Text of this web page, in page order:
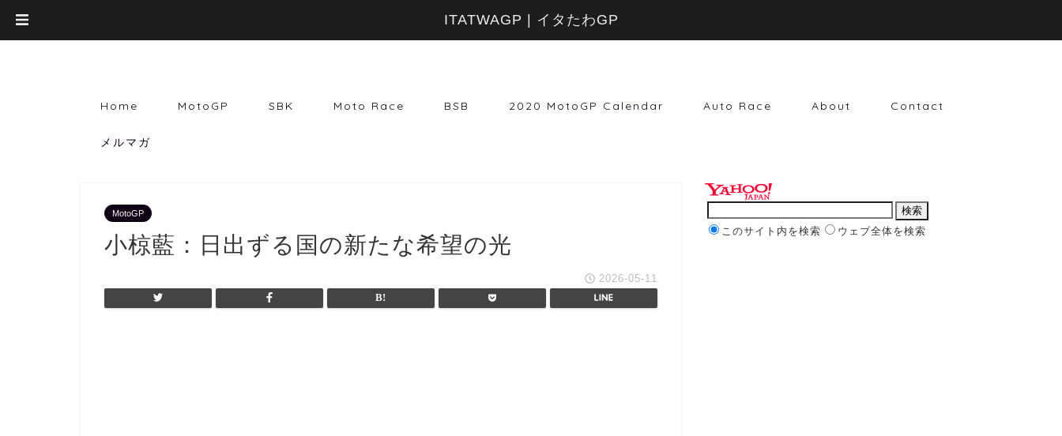
Home MotoGP SBK Moto Race BSB 2020 MotoGP Calendar Auto Race About Contact
メルマガ
MotoGP
小椋藍：日出ずる国の新たな希望の光
2026-05-11
このサイト内を検索 ウェブ全体を検索
ITATWAGP | イタたわGP